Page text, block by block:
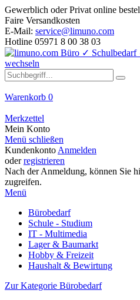
Gewerblich oder Privat online
Faire Versandkosten
E-Mail: service@limuno.com
Hotline 05971 8 00 38 03
Warenkorb 0
Merkzettel
Mein Konto
Menü schließen
Kundenkonto Anmelden
oderregistrieren
Nach der Anmeldung, können Sie
zugreifen.
Menü
Bürobedarf
Schule - Studium
IT - Multimedia
Lager & Baumarkt
Hobby & Freizeit
Haushalt & Bewirtung
Zur Kategorie Bürobedarf